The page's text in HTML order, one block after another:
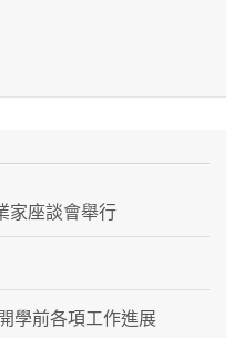
家座談會舉行
學前各項工作進展